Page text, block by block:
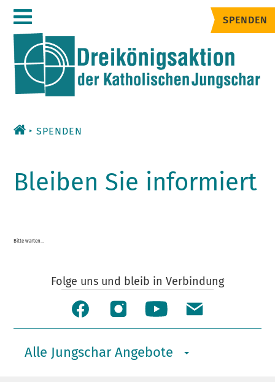
Zum
Inhalt
SPENDEN
SPENDEN
Bleiben Sie informiert
Bitte warten...
Folge uns und bleib in Verbindung
Alle Jungschar Angebote